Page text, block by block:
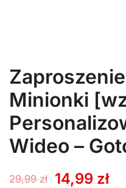
Minionki
Wideo –
29,99zł
Pierwotna
14,99 zł